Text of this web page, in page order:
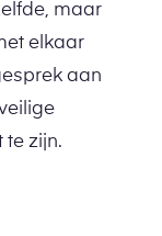
maar
elkaar
aan
te zijn.